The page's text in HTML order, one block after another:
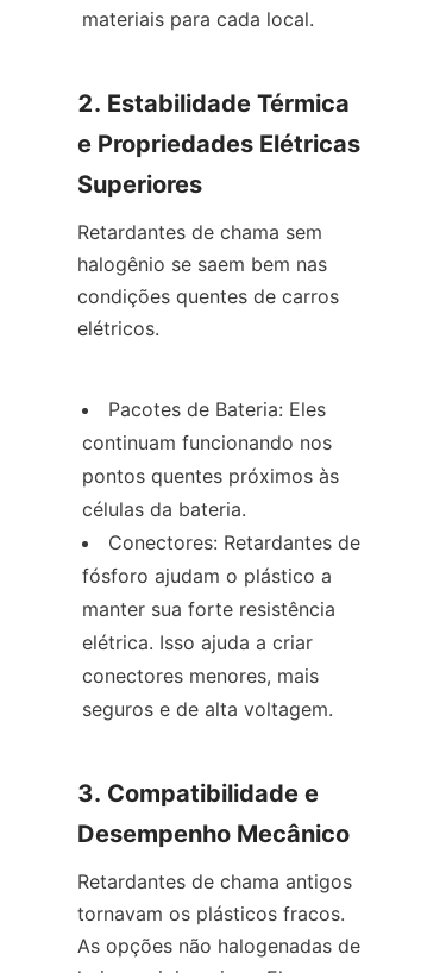
materiais para cada local.
2. Estabilidade Térmica
e Propriedades Elétricas
Superiores
Retardantes de chama sem
halogênio se saem bem nas
condições quentes de carros
elétricos.
Pacotes de Bateria: Eles
continuam funcionando nos
pontos quentes próximos às
células da bateria.
Conectores: Retardantes de
fósforo ajudam o plástico a
manter sua forte resistência
elétrica. Isso ajuda a criar
conectores menores, mais
seguros e de alta voltagem.
3. Compatibilidade e
Desempenho Mecânico
Retardantes de chama antigos
tornavam os plásticos fracos.
As opções não halogenadas de